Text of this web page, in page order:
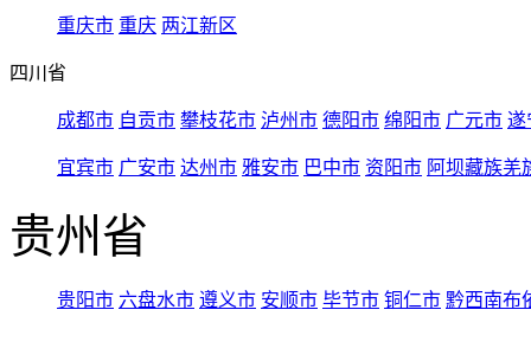
重庆市 重庆 两江新区
四川省
成都市 自贡市 攀枝花市 泸州市 德阳市 绵阳市 广元市 遂
宜宾市 广安市 达州市 雅安市 巴中市 资阳市 阿坝藏族羌
贵州省
贵阳市 六盘水市 遵义市 安顺市 毕节市 铜仁市 黔西南布